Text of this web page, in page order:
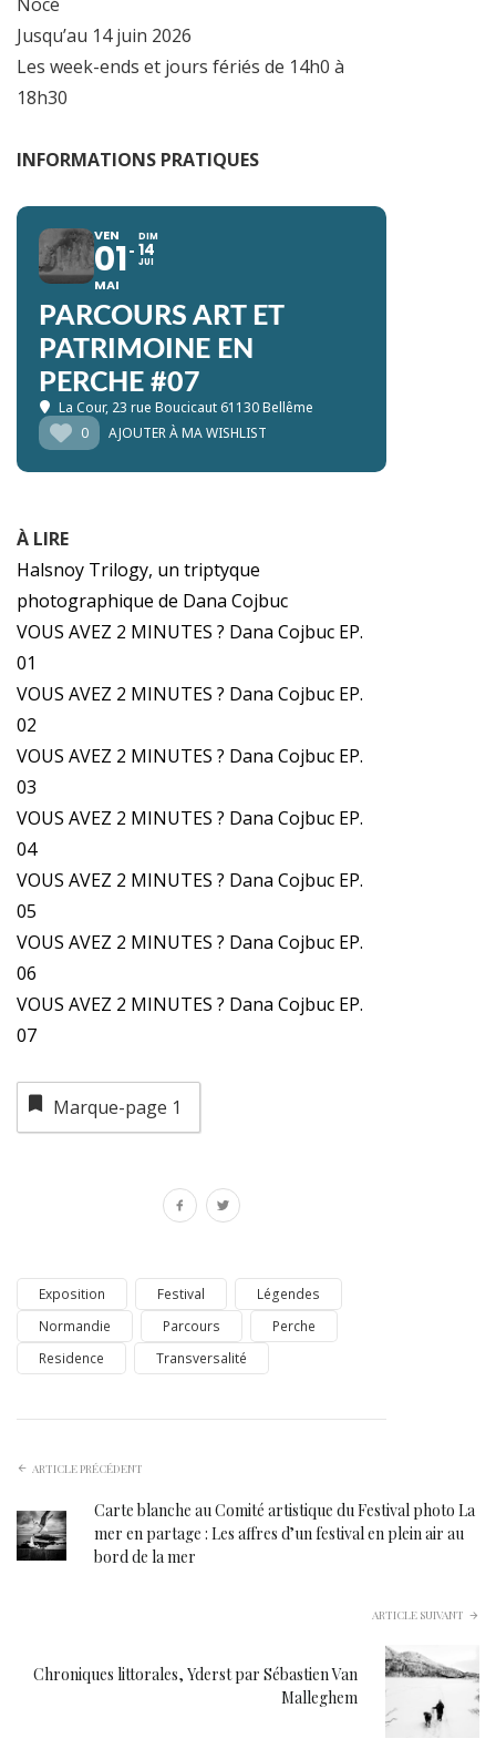
Jusqu’au 14 juin 2026
Les week-ends et jours fériés de 14h0 à
18h30
INFORMATIONS PRATIQUES
VEN
01
MAI
DIM
14
JUI
PARCOURS ART ET
PATRIMOINE EN
PERCHE #07
La Cour, 23 rue Boucicaut 61130 Bellême
0
AJOUTER À MA WISHLIST
À LIRE
Halsnoy Trilogy, un triptyque
photographique de Dana Cojbuc
VOUS AVEZ 2 MINUTES ? Dana Cojbuc EP.
01
VOUS AVEZ 2 MINUTES ? Dana Cojbuc EP.
02
VOUS AVEZ 2 MINUTES ? Dana Cojbuc EP.
03
VOUS AVEZ 2 MINUTES ? Dana Cojbuc EP.
04
VOUS AVEZ 2 MINUTES ? Dana Cojbuc EP.
05
VOUS AVEZ 2 MINUTES ? Dana Cojbuc EP.
06
VOUS AVEZ 2 MINUTES ? Dana Cojbuc EP.
07
Marque-page 1
Exposition Festival
Légendes
Normandie
Parcours
Perche
Residence
Transversalité
ARTICLE PRÉCÉDENT
Carte blanche au Comité artistique du Festival photo La
mer en partage : Les affres d’un festival en plein air au
bord de la mer
ARTICLE SUIVANT
Chroniques littorales, Yderst par Sébastien Van
Malleghem